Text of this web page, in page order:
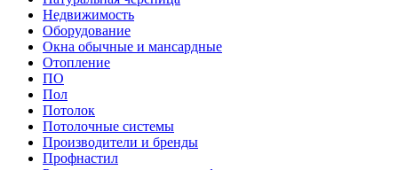
Недвижимость
Оборудование
Окна обычные и мансардные
Отопление
ПО
Пол
Потолок
Потолочные системы
Производители и бренды
Профнастил